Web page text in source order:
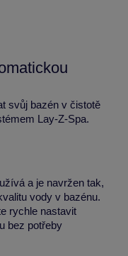
svůj bazén v čistotě
Lay-Z-Spa.
a je navržen tak,
vody v bazénu.
rychle nastavit
bez potřeby